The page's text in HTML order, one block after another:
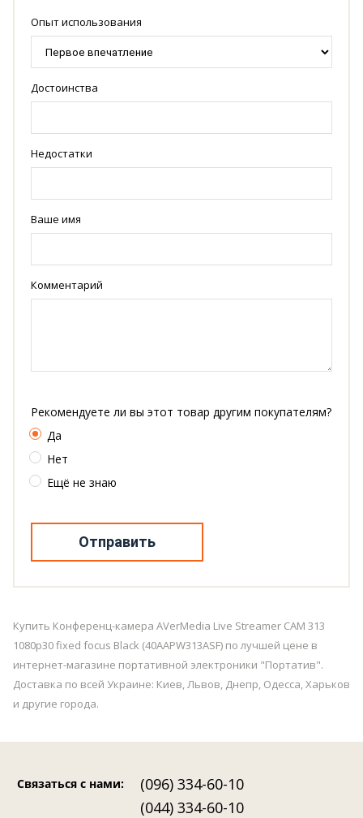
Опыт использования
Достоинства
Недостатки
Ваше имя
Комментарий
Рекомендуете ли вы этот товар другим покупателям?
Да
Нет
Ещё не знаю
Отправить
Купить Конференц-камера AVerMedia Live Streamer CAM 313
1080p30 fixed focus Black (40AAPW313ASF) по лучшей цене в
интернет-магазине портативной электроники "Портатив".
Доставка по всей Украине: Киев, Львов, Днепр, Одесса, Харьков
и другие города.
Связаться с нами:
(096) 334-60-10
(044) 334-60-10